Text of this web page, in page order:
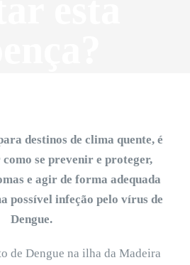
destinos de clima quente, é
se prevenir e proteger,
e agir de forma adequada
possível infeção pelo vírus de
Dengue.
de Dengue na ilha da Madeira